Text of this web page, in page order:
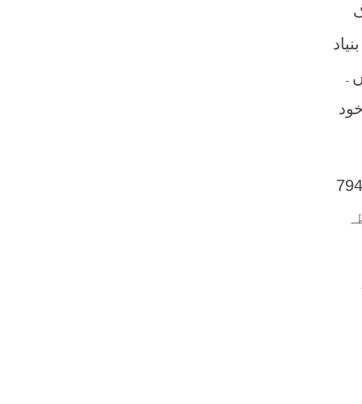
آئیے یہاں علم تفسیر و علوم القرآن کے ایک بڑے امام علامہ بدر الدین زرکشی (م 794